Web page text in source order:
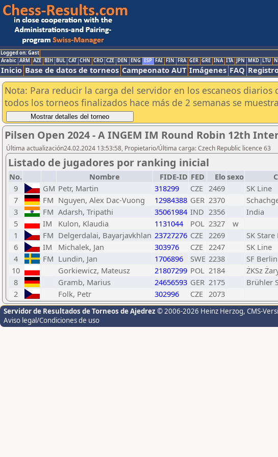
Logged on: Gast
Arabic ARM AZE BIH BUL CAT CHN CRO CZE DEN ENG ESP FAI FIN FRA GER GRE INA ITA JPN MKD LTU
Inicio Base de datos de torneos Campeonato AUT Imágenes FAQ
Nota: Para reducir la carga del servidor en los escaneos
todos los torneos finalizados hace más de 2 semanas se
Pilsen Open 2024 - A INGEM IM Round Robin 12th
Última actualización24.02.2024 13:53:58, Propietario/Última carga: Czech Republic licence 63
Listado de jugadores por ranking inicial
No. Nombre FIDE-ID FED Elosexo
9
GM Petr, Martin 318299 CZE 2469
SK Line
7
FM Nguyen, Alex Dac-Vuong 12984388 GER 2370
3
FM Adarsh, Tripathi 35061984 IND 2356
India
5
IM Kulon, Klaudia 1131044 POL 2327
w
1
FM Delgerdalai, Bayarjavkhlan 23727276 CZE 2269
SK
6
IM Michalek, Jan 303976 CZE 2247
SK Line
4
FM Lundin, Jan 1706896 SWE 2238
SF Berlin
10
Gorkiewicz, Mateusz 21807299 POL 2184
ŻKSz
8
Gramb, Marius 24656593 GER 2175
Brühler
2
Folk, Petr 302996 CZE 2073
Servidor de Resultados de Torneos de Ajedrez © 2006-2026 Heinz Herzog, CMS-
Aviso legal/Condiciones de uso